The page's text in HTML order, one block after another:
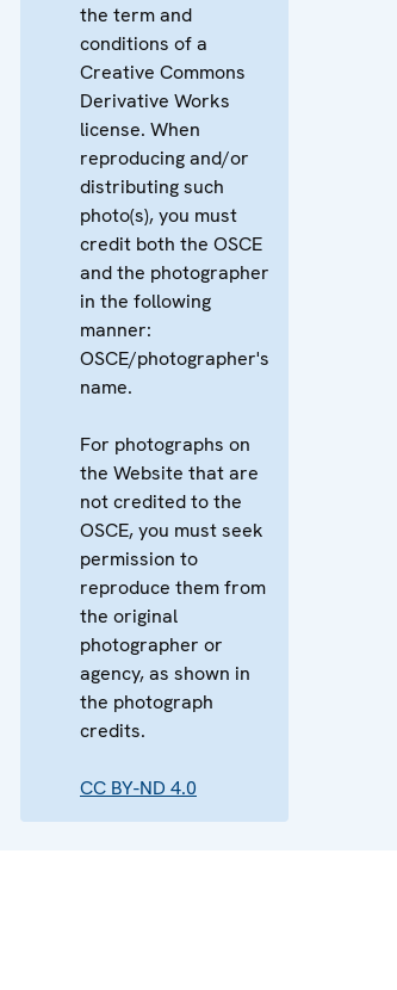
the term and
conditions of a
Creative Commons
Derivative Works
license. When
reproducing and/or
distributing such
photo(s), you must
credit both the OSCE
and the photographer
in the following
manner:
OSCE/photographer's
name.
For photographs on
the Website that are
not credited to the
OSCE, you must seek
permission to
reproduce them from
the original
photographer or
agency, as shown in
the photograph
credits.
CC BY-ND 4.0